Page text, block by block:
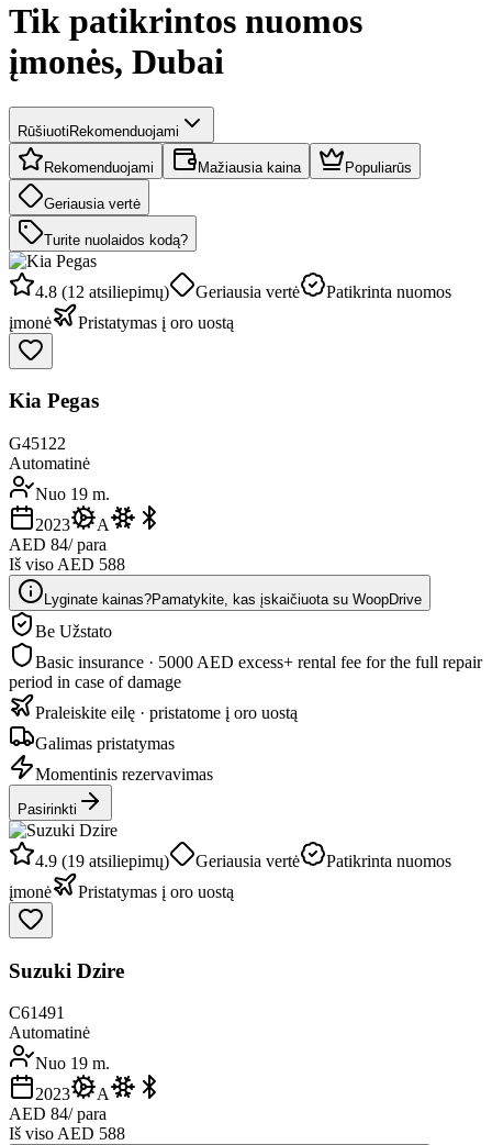
Tik patikrintos nuomos
įmonės, Dubai
RūšiuotiRekomenduojami
Rekomenduojami Mažiausia kaina Populiarūs
Geriausia vertė
Turite nuolaidos kodą?
4.8 (12 atsiliepimų) Geriausia vertė
Patikrinta nuomos
įmonė
Pristatymas į oro uostą
Kia Pegas
G45122
Automatinė
Nuo 19 m.
2023
A
AED 84/ para
Iš viso AED 588
Lyginate kainas?Pamatykite, kas įskaičiuota su WoopDrive
Be Užstato
Basic insurance · 5000 AED excess+ rental fee for the full repair
period in case of damage
Praleiskite eilę · pristatome į oro uostą
Galimas pristatymas
Momentinis rezervavimas
Pasirinkti
4.9 (19 atsiliepimų) Geriausia vertė
Patikrinta nuomos
įmonė
Pristatymas į oro uostą
Suzuki Dzire
C61491
Automatinė
Nuo 19 m.
2023
A
AED 84/ para
Iš viso AED 588